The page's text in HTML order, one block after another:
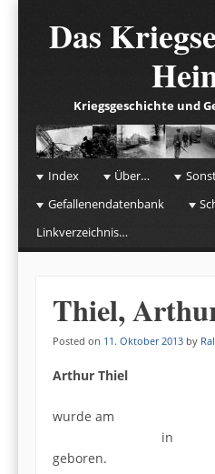
Das
Kriegsgeschichte und
☰Menu
Skip to content
Index Über…
Gefallenendatenbank
Linkverzeichnis…
Thiel,
Posted on 11. Oktober 2013 by
Arthur Thiel
geboren.